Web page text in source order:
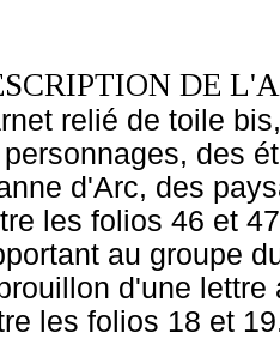
DE
relié de toile
des
d'Arc, des
les folios 46 et
au groupe
d'une
les folios 18 et